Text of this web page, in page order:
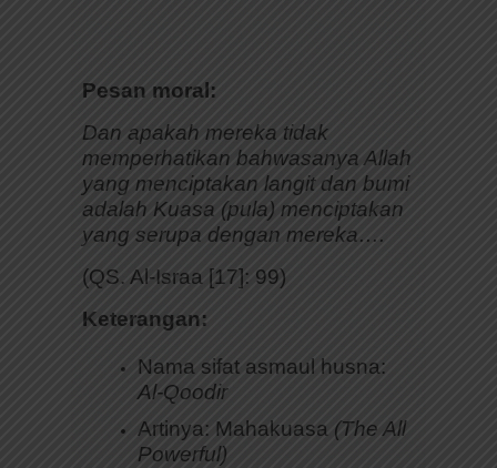
Pesan moral:
Dan apakah mereka tidak
memperhatikan bahwasanya Allah
yang menciptakan langit dan bumi
adalah Kuasa (pula) menciptakan
yang serupa dengan mereka….
(QS. Al-Israa [17]: 99)
Keterangan:
Nama sifat asmaul husna:
Al-Qoodir
Artinya: Mahakuasa (The All
Powerful)